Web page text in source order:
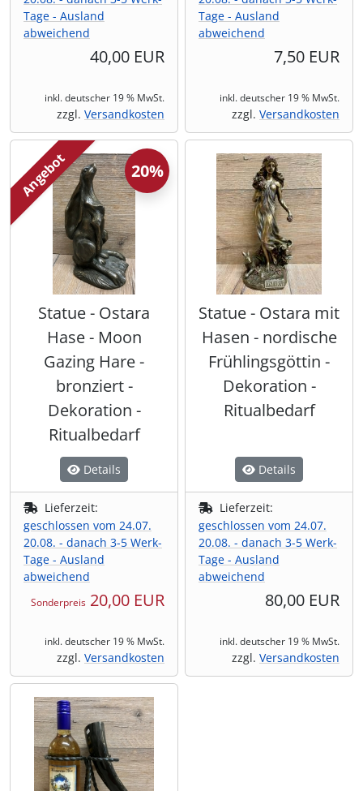
Tage - Ausland
abweichend
40,00 EUR
inkl. deutscher 19 % MwSt.
zzgl. Versandkosten
Tage - Ausland
abweichend
7,50 EUR
inkl. deutscher 19 % MwSt.
zzgl. Versandkosten
Angebot
Statue - Ostara
Hase - Moon
Gazing Hare -
bronziert -
Dekoration -
Ritualbedarf
Details
Lieferzeit:
geschlossen vom 24.07.
20.08. - danach 3-5 Werk-
Tage - Ausland
abweichend
Sonderpreis 20,00 EUR
20%
inkl. deutscher 19 % MwSt.
zzgl. Versandkosten
Statue - Ostara mit
Hasen - nordische
Frühlingsgöttin -
Dekoration -
Ritualbedarf
Details
Lieferzeit:
geschlossen vom 24.07.
20.08. - danach 3-5 Werk-
Tage - Ausland
abweichend
80,00 EUR
inkl. deutscher 19 % MwSt.
zzgl. Versandkosten